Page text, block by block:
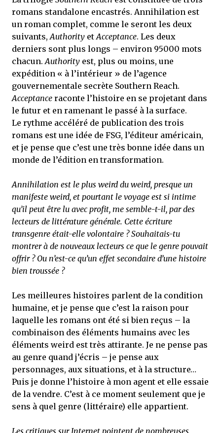
romans standalone encastrés. Annihilation est
un roman complet, comme le seront les deux
suivants,Authority etAcceptance. Les deux
derniers sont plus longs – environ 95000 mots
chacun.Authority est, plus ou moins, une
expédition « à l’intérieur » de l’agence
gouvernementale secrète Southern Reach.
Acceptance raconte l’histoire en se projetant dans
le futur et en ramenant le passé à la surface.
Le rythme accéléré de publication des trois
romans est une idée de FSG, l’éditeur américain,
et je pense que c’est une très bonne idée dans un
monde de l’édition en transformation.
Annihilation est le plus weird du weird, presque un
manifeste weird, et pourtant le voyage est si intime
qu’il peut être lu avec profit, me semble-t-il, par des
lecteurs de littérature générale. Cette écriture
transgenre était-elle volontaire ? Souhaitais-tu
montrer à de nouveaux lecteurs ce que le genre pouvait
offrir ? Ou n’est-ce qu’un effet secondaire d’une histoire
bien troussée ?
Les meilleures histoires parlent de la condition
humaine, et je pense que c’est la raison pour
laquelle les romans ont été si bien reçus – la
combinaison des éléments humains avec les
éléments weird est très attirante. Je ne pense pas
au genre quand j’écris – je pense aux
personnages, aux situations, et à la structure…
Puis je donne l’histoire à mon agent et elle essaie
de la vendre. C’est à ce moment seulement que je
sens à quel genre (littéraire) elle appartient.
Les critiques sur Internet pointent de nombreuses